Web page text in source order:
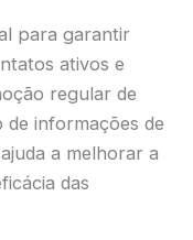
para garantir
ativos e
regular de
informações de
a melhorar a
das